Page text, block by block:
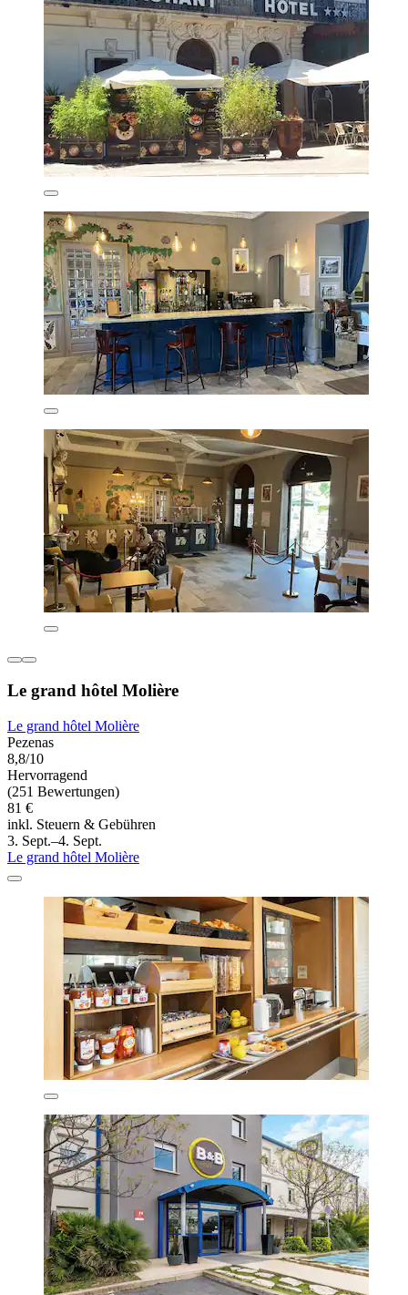
Le grand hôtel Molière
Le grand hôtel Molière
Pezenas
8,8/10
Hervorragend
(251 Bewertungen)
81 €
inkl. Steuern & Gebühren
3. Sept.–4. Sept.
Le grand hôtel Molière